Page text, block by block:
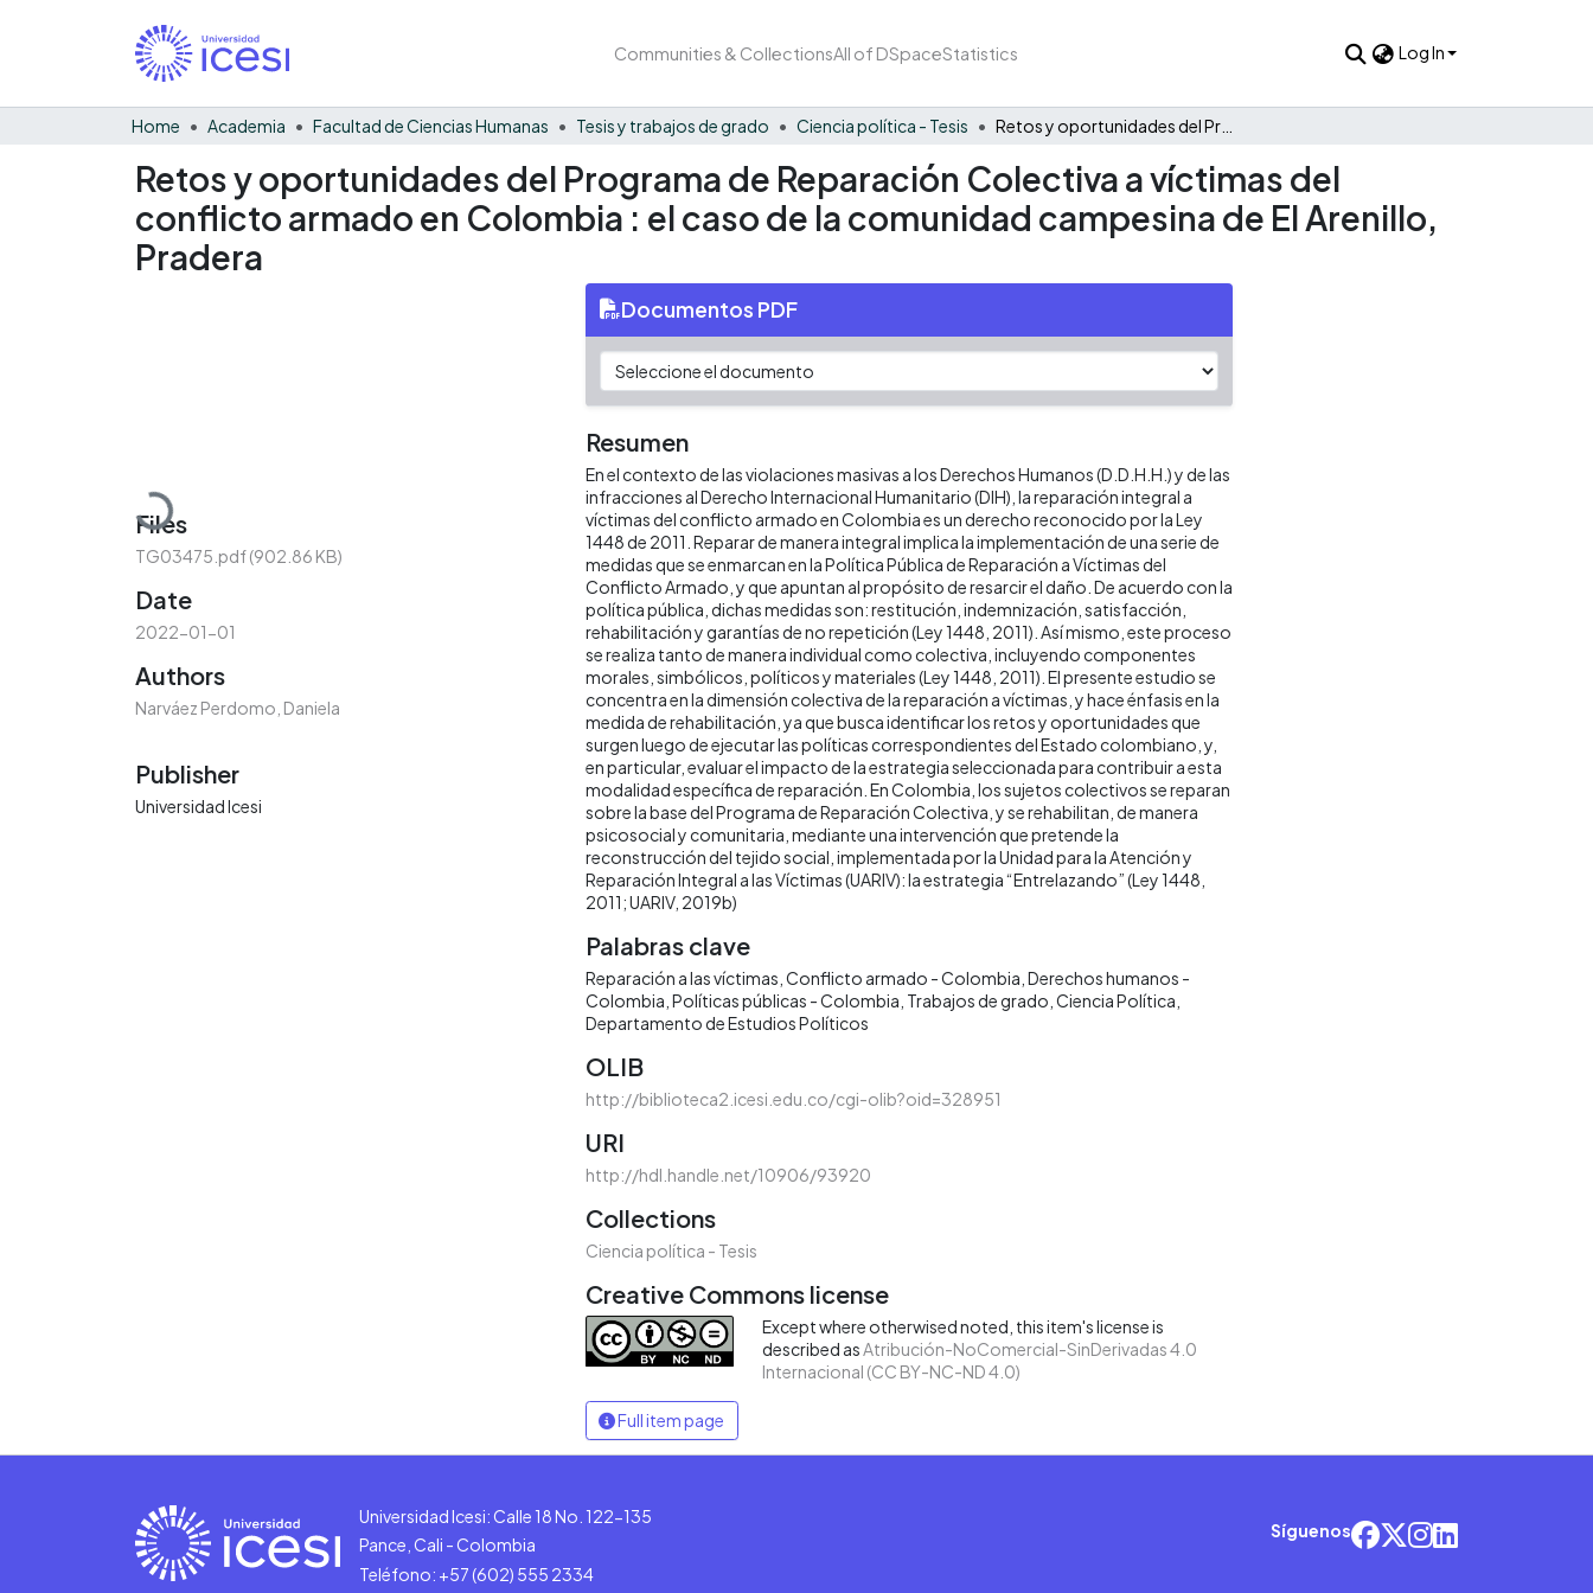
Communities & CollectionsAll of DSpaceStatistics Log In
Home Academia Facultad de Ciencias Humanas Tesis y trabajos de grado Ciencia política - Tesis
Retos y oportunidades del Programa de Reparación Colectiva a víctimas del
conflicto armado en Colombia : el caso de la comunidad campesina de El Arenillo,
Pradera
Loading...
Files
TG03475.pdf(902.86 KB)
Date
2022-01-01
Authors
Narváez Perdomo, Daniela
Publisher
Universidad Icesi
Documentos PDF
Resumen
En el contexto de las violaciones masivas a los Derechos Humanos (D.D.H.H.) y de las
infracciones al Derecho Internacional Humanitario (DIH), la reparación integral a
víctimas del conflicto armado en Colombia es un derecho reconocido por la Ley
1448 de 2011. Reparar de manera integral implica la implementación de una serie de
medidas que se enmarcan en la Política Pública de Reparación a Víctimas del
Conflicto Armado, y que apuntan al propósito de resarcir el daño. De acuerdo con la
política pública, dichas medidas son: restitución, indemnización, satisfacción,
rehabilitación y garantías de no repetición (Ley 1448, 2011). Así mismo, este proceso
se realiza tanto de manera individual como colectiva, incluyendo componentes
morales, simbólicos, políticos y materiales (Ley 1448, 2011). El presente estudio se
concentra en la dimensión colectiva de la reparación a víctimas, y hace énfasis en la
medida de rehabilitación, ya que busca identificar los retos y oportunidades que
surgen luego de ejecutar las políticas correspondientes del Estado colombiano, y,
en particular, evaluar el impacto de la estrategia seleccionada para contribuir a esta
modalidad específica de reparación. En Colombia, los sujetos colectivos se reparan
sobre la base del Programa de Reparación Colectiva, y se rehabilitan, de manera
psicosocial y comunitaria, mediante una intervención que pretende la
reconstrucción del tejido social, implementada por la Unidad para la Atención y
Reparación Integral a las Víctimas (UARIV): la estrategia “Entrelazando” (Ley 1448,
2011; UARIV, 2019b)
Palabras clave
Reparación a las víctimas Conflicto armado - Colombia Derechos humanos -
Colombia Políticas públicas - Colombia Trabajos de grado Ciencia Política
Departamento de Estudios Políticos
OLIB
http://biblioteca2.icesi.edu.co/cgi-olib?oid=328951
URI
http://hdl.handle.net/10906/93920
Collections
Ciencia política - Tesis
Creative Commons license
Except where otherwised noted, this item's license is
described as Atribución-NoComercial-SinDerivadas 4.0
Internacional (CC BY-NC-ND 4.0)
Full item page
Universidad Icesi: Calle 18 No. 122-135
Pance, Cali - Colombia
Teléfono: +57 (602) 555 2334
Síguenos